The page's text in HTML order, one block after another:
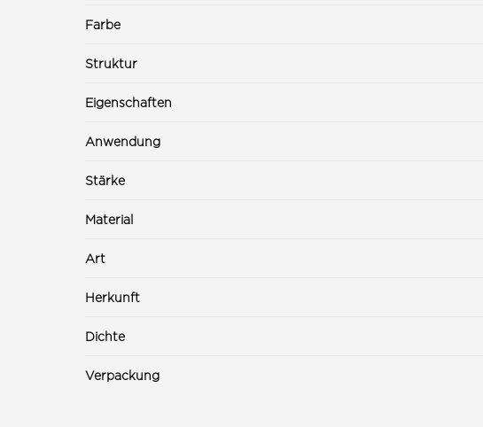
Farbe
Struktur
Eigenschaften
Anwendung
Stärke
Material
Art
Herkunft
Dichte
Verpackung